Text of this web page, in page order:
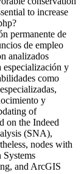
to increase
permanente de
de empleo
analizados
especialización y
como
y
of
on the Indeed
(SNA),
nodes with
and ArcGIS